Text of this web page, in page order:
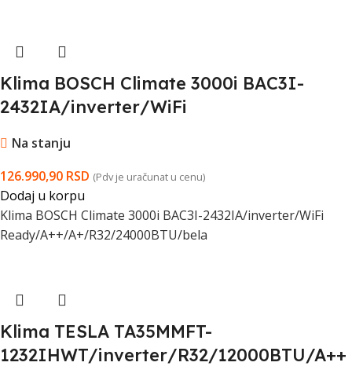
Klima BOSCH Climate 3000i BAC3I-
2432IA/inverter/WiFi
Na stanju
126.990,90 RSD (Pdv je uračunat u cenu)
Dodaj u korpu
Klima BOSCH Climate 3000i BAC3I-2432IA/inverter/WiFi
Ready/A++/A+/R32/24000BTU/bela
Klima TESLA TA35MMFT-
1232IHWT/inverter/R32/12000BTU/A++